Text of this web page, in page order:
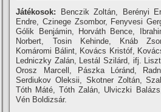
Játékosok:
Benczik Zoltán, Berényi
Endre, Czinege Zsombor, Fenyvesi
Gólik Benjámin, Horváth Bence,
Norbert, Tosin Kehinde, Knáb
Komáromi Bálint, Kovács Kristóf,
Ledniczky Zalán, Lestál Szilárd, ifj.
Orosz Marcell, Pászka Lóránd,
Serdiukov Oleksii, Skotner Zoltán,
Tóth Máté, Tóth Zalán, Ulviczki
Vén Boldizsár.